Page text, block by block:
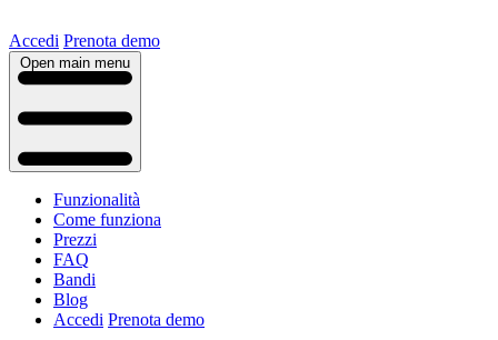
Accedi Prenota demo
Open main menu
Funzionalità
Come funziona
Prezzi
FAQ
Bandi
Blog
Accedi Prenota demo